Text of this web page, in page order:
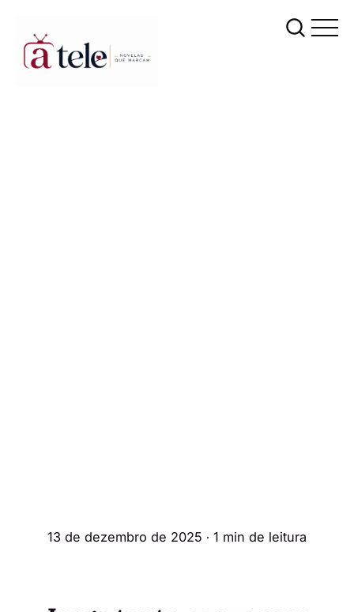
13 de dezembro de 2025 ∙ 1 min de leitura